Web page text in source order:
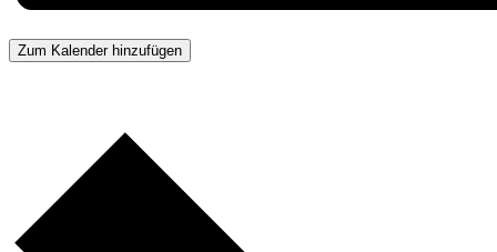
Zum Kalender hinzufügen